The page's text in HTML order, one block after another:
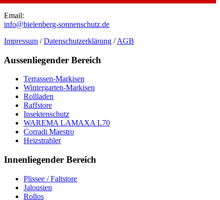
Email:
info@bielenberg-sonnenschutz.de
Impressum /Datenschutzerklärung /AGB
Aussenliegender Bereich
Terrassen-Markisen
Wintergarten-Markisen
Rollladen
Raffstore
Insektenschutz
WAREMA LAMAXA L70
Corradi Maestro
Heizstrahler
Innenliegender Bereich
Plissee / Faltstore
Jalousien
Rollos